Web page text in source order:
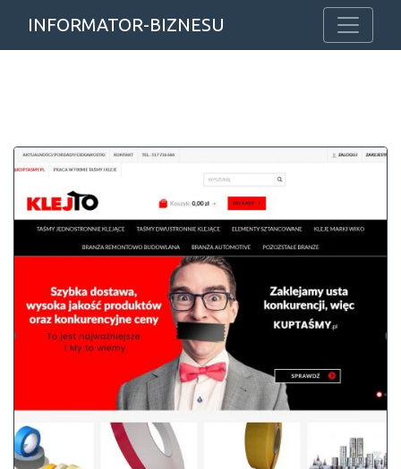
INFORMATOR-BIZNESU